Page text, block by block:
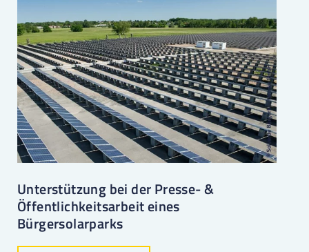
Unterstützung bei der Presse- &
Öffentlichkeitsarbeit eines
Bürgersolarparks